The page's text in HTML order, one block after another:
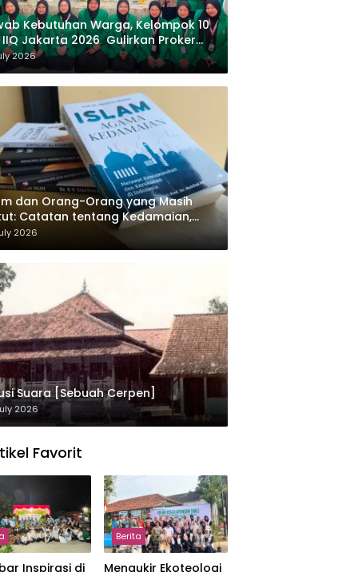
Kebutuhan Warga, Kelompok 10
IIQ Jakarta 2026 Gulirkan Proker
Al-Qur’an di Sukamanah
2026
dan Orang-Orang yang Masih
Catatan tentang Kedamaian,
dan Negara dalam
Masykuri Abdillah
2026
Suara [Sebuah Cerpen]
2026
Favorit
Inspirasi di
Berita
Mengukir Ekoteologi